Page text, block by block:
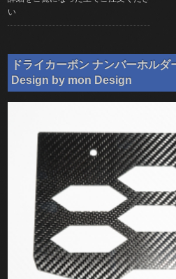
い
ドライカーボン ナンバーホル
Design by mon Design